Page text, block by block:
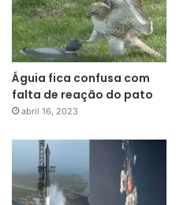
Águia fica confusa com
falta de reação do pato
abril 16, 2023